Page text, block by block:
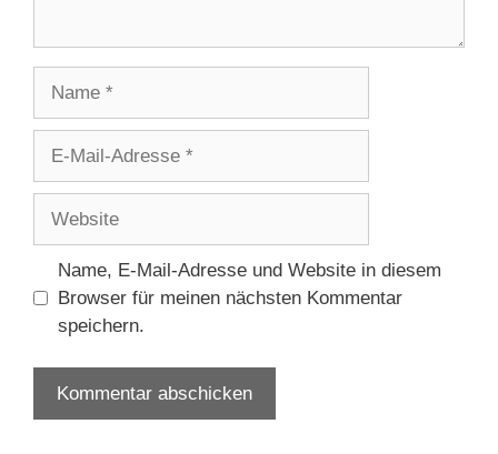
Adresse
Name, E-Mail-Adresse und Website in diesem
Browser für meinen nächsten Kommentar
speichern.